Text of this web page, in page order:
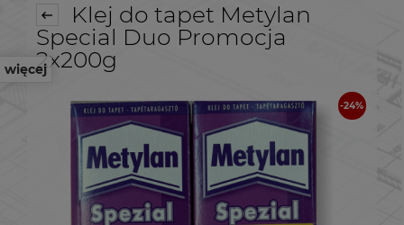
więcej
Klej do tapet Metylan
Special Duo Promocja
2x200g